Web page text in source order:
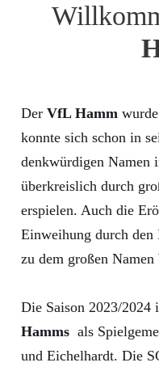
Der VfL Hamm
konnte sich schon in
denkwürdigen Namen
überkreislich durch
erspielen. Auch die
Einweihung durch den
zu dem großen Namen
Die Saison 2023/2024
Hamms als
und Eichelhardt. Die